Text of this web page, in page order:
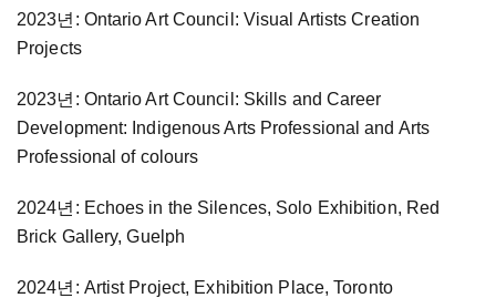
2023년: Ontario Art Council: Visual Artists Creation
Projects
2023년: Ontario Art Council: Skills and Career
Development: Indigenous Arts Professional and Arts
Professional of colours
2024년: Echoes in the Silences, Solo Exhibition, Red
Brick Gallery, Guelph
2024년: Artist Project, Exhibition Place, Toronto